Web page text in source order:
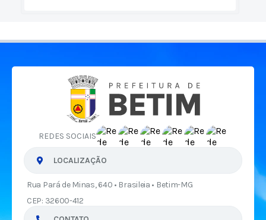
REDES SOCIAIS
LOCALIZAÇÃO
Rua Pará de Minas, 640 • Brasileia • Betim-MG
CEP: 32600-412